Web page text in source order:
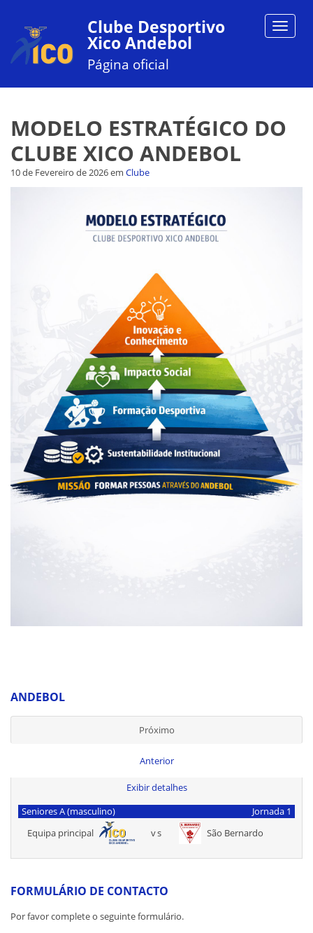
Toggle
Clube Desportivo
Xico Andebol
Página oficial
MODELO ESTRATÉGICO DO
CLUBE XICO ANDEBOL
10 de Fevereiro de 2026em Clube
ANDEBOL
Próximo
Anterior
Exibir detalhes
Seniores A (masculino)
Jornada 1
Equipa principal
vs São Bernardo
FORMULÁRIO DE CONTACTO
Por favor complete o seguinte formulário.